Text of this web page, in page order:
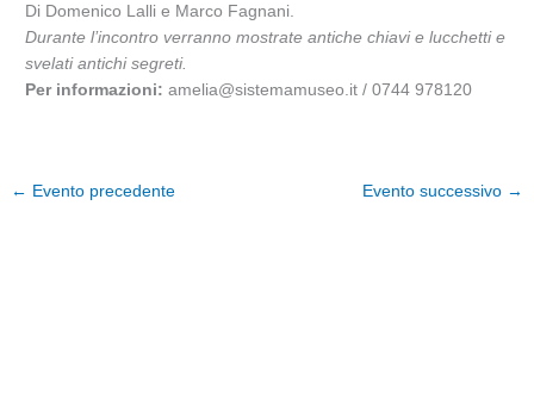
Di Domenico Lalli e Marco Fagnani.
Durante l’incontro verranno mostrate antiche chiavi e lucchetti e
svelati antichi segreti.
Per informazioni: amelia@sistemamuseo.it / 0744 978120
← Evento precedente Evento successivo →